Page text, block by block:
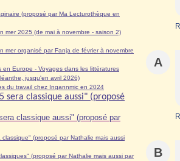
(proposé par Ma Lecturothèque en
mer 2025 (de mai à novembre - saison 2)
mer organisé par Fanja de février à novembre
en Europe - Voyages dans les littératures
jusqu'en avril 2026)
du travail chez Ingannmic en 2024
sera classique aussi" (proposé
classique aussi" (proposé par
(proposé par Nathalie mais aussi
(proposé par Nathalie mais aussi par
A
B